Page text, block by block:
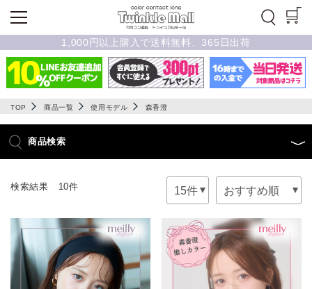
1,000円以上購入で送料無料、365日出荷
TOP 商品一覧 使用モデル 森香澄
商品検索
検索結果 10件